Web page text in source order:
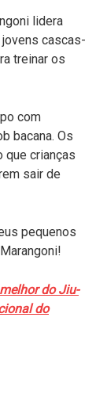
lidera
cascas-
treinar os
com
bacana. Os
que crianças
sair de
pequenos
do Jiu-
do